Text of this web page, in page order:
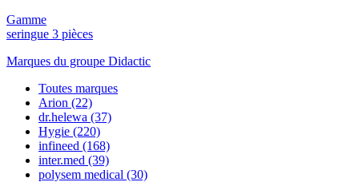
Gamme
seringue 3 pièces
Marques du groupe Didactic
Toutes marques
Arion (22)
dr.helewa (37)
Hygie (220)
infineed (168)
inter.med (39)
polysem medical (30)